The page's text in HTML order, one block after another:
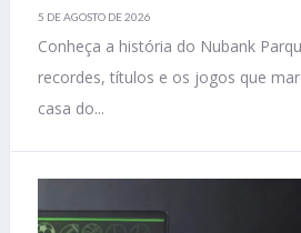
5 DE AGOSTO DE 2026
Conheça a história do Nubank
recordes, títulos e os jogos que
casa do...